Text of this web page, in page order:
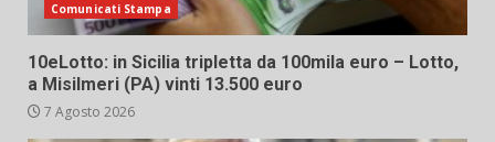
Comunicati Stampa
10eLotto: in Sicilia tripletta da 100mila euro – Lotto,
a Misilmeri (PA) vinti 13.500 euro
7 Agosto 2026